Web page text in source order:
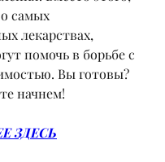
самых
лекарствах,
помочь в борьбе с
Вы готовы?
начнем!
ЗДЕСЬ